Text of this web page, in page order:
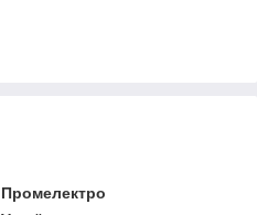
Промелектро